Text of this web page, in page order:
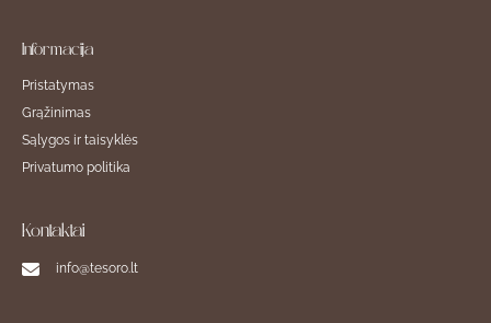
Informacija
Pristatymas
Grąžinimas
Sąlygos ir taisyklės
Privatumo politika
Kontaktai
info@tesoro.lt